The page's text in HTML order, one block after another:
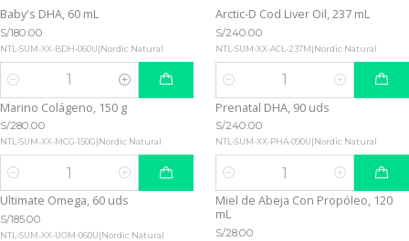
Baby's DHA, 60 mL
S/180.00
NTL-SUM-XX-BDH-060U|Nordic Natural
Quantity
Arctic-D Cod Liver Oil, 237 mL
S/240.00
NTL-SUM-XX-ACL-237M|Nordic Natural
Quantity
Marino Colágeno, 150 g
S/280.00
NTL-SUM-XX-MCG-150G|Nordic Natural
Quantity
Prenatal DHA, 90 uds
S/240.00
NTL-SUM-XX-PHA-090U|Nordic Natural
Quantity
Ultimate Omega, 60 uds
S/185.00
NTL-SUM-XX-UOM-060U|Nordic Natural
Miel de Abeja Con Propóleo, 120
mL
S/28.00